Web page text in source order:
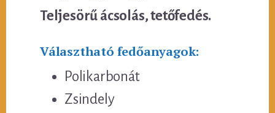
Teljesörű ácsolás, tetőfedés.
Választható fedőanyagok:
Polikarbonát
Zsindely